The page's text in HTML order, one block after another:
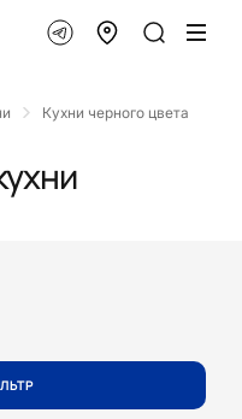
Кухни черного цвета